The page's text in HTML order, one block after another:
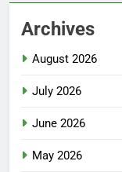
Archives
August 2026
July 2026
June 2026
May 2026